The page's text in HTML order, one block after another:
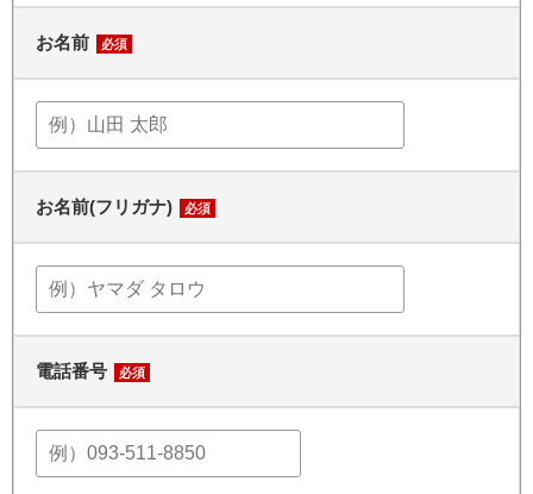
お名前 必須
お名前(フリガナ) 必須
電話番号 必須